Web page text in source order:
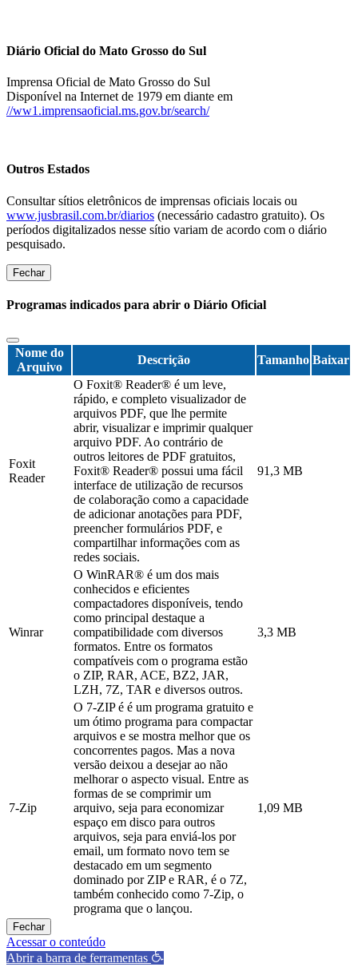
Diário Oficial do Mato Grosso do Sul
Imprensa Oficial de Mato Grosso do Sul
Disponível na Internet de 1979 em diante em
//ww1.imprensaoficial.ms.gov.br/search/
Outros Estados
Consultar sítios eletrônicos de imprensas oficiais locais ou
www.jusbrasil.com.br/diarios (necessário cadastro gratuito). Os
períodos digitalizados nesse sítio variam de acordo com o diário
pesquisado.
Fechar
Programas indicados para abrir o Diário Oficial
Nome do
Arquivo
Descrição Tamanho Baixar
Foxit
Reader
O Foxit® Reader® é um leve,
rápido, e completo visualizador de
arquivos PDF, que lhe permite
abrir, visualizar e imprimir qualquer
arquivo PDF. Ao contrário de
outros leitores de PDF gratuitos,
Foxit® Reader® possui uma fácil
interface de utilização de recursos
de colaboração como a capacidade
de adicionar anotações para PDF,
preencher formulários PDF, e
compartilhar informações com as
redes sociais.
91,3 MB
Winrar
O WinRAR® é um dos mais
conhecidos e eficientes
compactadores disponíveis, tendo
como principal destaque a
compatibilidade com diversos
formatos. Entre os formatos
compatíveis com o programa estão
o ZIP, RAR, ACE, BZ2, JAR,
LZH, 7Z, TAR e diversos outros.
3,3 MB
7-Zip
O 7-ZIP é é um programa gratuito e
um ótimo programa para compactar
arquivos e se mostra melhor que os
concorrentes pagos. Mas a nova
versão deixou a desejar ao não
melhorar o aspecto visual. Entre as
formas de se comprimir um
arquivo, seja para economizar
espaço em disco para outros
arquivos, seja para enviá-los por
email, um formato novo tem se
destacado em um segmento
dominado por ZIP e RAR, é o 7Z,
também conhecido como 7-Zip, o
programa que o lançou.
1,09 MB
Fechar
Acessar o conteúdo
Abrir a barra de ferramentas